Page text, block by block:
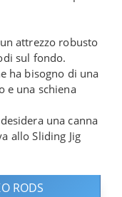
attrezzo robusto
sul fondo.
ha bisogno di una
e una schiena
una canna
allo Sliding Jig
RODS